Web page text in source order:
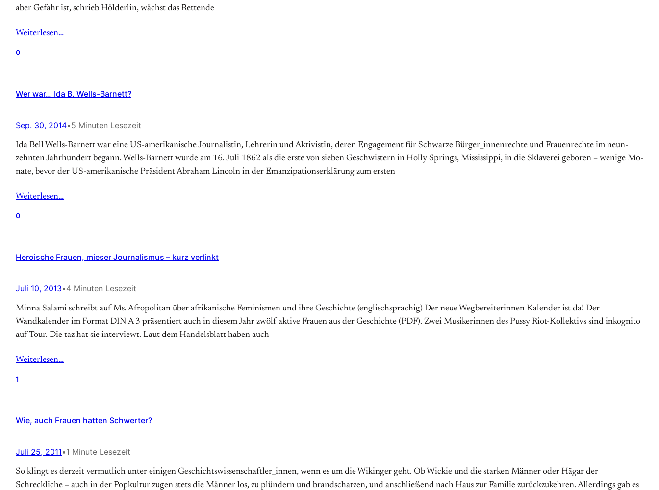
aber Gefahr ist, schrieb Hölderlin, wächst das Rettende
Weiterlesen…
0
Wer war… Ida B. Wells-Barnett?
Sep. 30, 2014•5 Minuten Lesezeit
Ida Bell Wells-Barnett war ei­ne US-ameri­kani­sche Jour­na­li­stin, Lehr­er­in und Ak­ti­­vi­­stin, de­­ren En­­ga­­ge­ment für Schwar­­ze Bür­­ger_in­n­en­­rech­­te und Frau­­en­­rech­te im neun­
zehn­­ten Jahr­­hun­­dert be­gann. Wells-Barnett wur­­de am 16. Ju­­li 1862 als die er­ste von sie­ben Ge­­schwi­st­ern in Hol­­ly Springs, Mi­­ssi­­ssi­­ppi, in die Skla­­ver­ei ge­­bo­­ren – we­­ni­­ge Mo­­
na­­te, be­­vor der US-ameri­kani­sche Prä­­si­­dent Abra­­ham Lin­­coln in der Eman­­zi­­pa­­tions­­er­­klär­­ung zum er­­sten
Weiterlesen…
0
Heroische Frauen, mieser Journalismus – kurz verlinkt
Juli 10, 2013•4 Minuten Lesezeit
Minna Salami schreibt auf Ms. Afropolitan über afrikanische Feminismen und ihre Geschichte (englischsprachig) Der neue Wegbereiterinnen Kalender ist da! Der
Wandkalender im Format DIN A 3 präsentiert auch in diesem Jahr zwölf aktive Frauen aus der Geschichte (PDF). Zwei Musikerinnen des Pussy Riot-Kollektivs sind inkognito
auf Tour. Die taz hat sie interviewt. Laut dem Handelsblatt haben auch
Weiterlesen…
1
Wie, auch Frauen hatten Schwerter?
Juli 25, 2011•1 Minute Lesezeit
So klingt es derzeit vermutlich unter einigen Ge­schichts­wissen­schaftler­_innen, wenn es um die Wikinger geht. Ob Wickie und die starken Männer oder Hägar der
Schreckliche – auch in der Popkultur zugen stets die Männer los, zu plündern und brandschatzen, und anschließend nach Haus zur Familie zurückzukehren. Allerdings gab es